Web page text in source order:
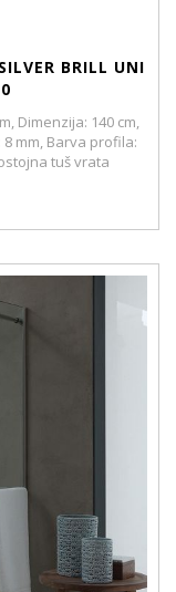
BRILL UNI
Dimenzija: 140 cm,
mm, Barva profila:
tuš vrata